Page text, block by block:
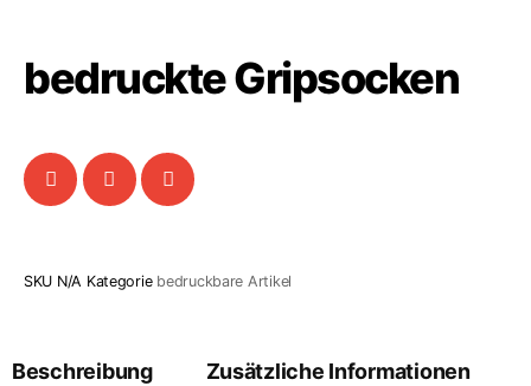
bedruckte Gripsocken
SKU N/A Kategorie bedruckbare Artikel
Beschreibung Zusätzliche Informationen